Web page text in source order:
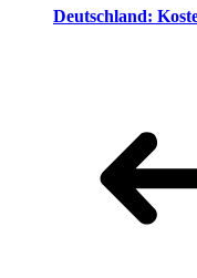
Deutschland: